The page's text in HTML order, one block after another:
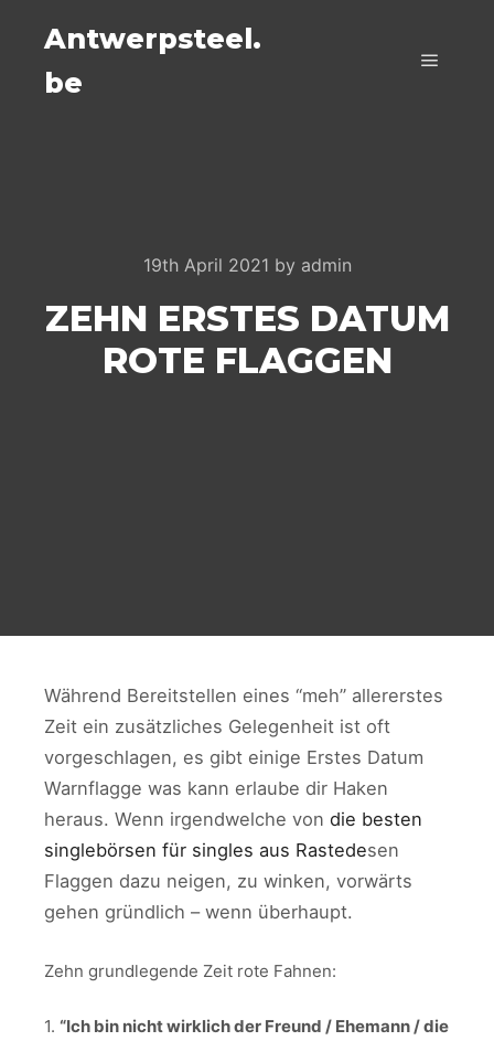
Antwerpsteel.
be
19th April 2021 by admin
ZEHN ERSTES DATUM
ROTE FLAGGEN
Während Bereitstellen eines “meh” allererstes
Zeit ein zusätzliches Gelegenheit ist oft
vorgeschlagen, es gibt einige Erstes Datum
Warnflagge was kann erlaube dir Haken
heraus. Wenn irgendwelche von die besten
singlebörsen für singles aus Rastedesen
Flaggen dazu neigen, zu winken, vorwärts
gehen gründlich – wenn überhaupt.
Zehn grundlegende Zeit rote Fahnen:
1. “Ich bin nicht wirklich der Freund / Ehemann / die